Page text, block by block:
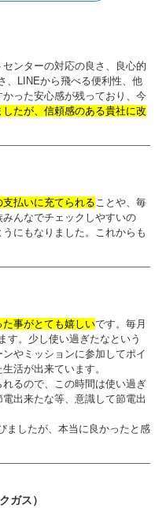
ンターの対応の良さ、良心的
、LINEから飛べる便利性、他
った安心感が残っており、今
たが、信頼感のある貴社に改
払いに充てられることや、毎
んなでチェックしやすいの
にもなりました。これからも
事がとても嬉しいです。毎月
す。少し使い過ぎたなという
やミッションに参加してポイ
活が出来ています。
るので、この時間は使い過ぎ
出来たな等、意識して節電出
ましたが、本当に良かったと感
ガス）